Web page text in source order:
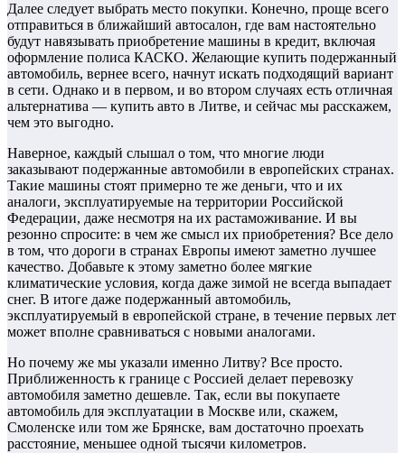
Далее следует выбрать место покупки. Конечно, проще всего
отправиться в ближайший автосалон, где вам настоятельно
будут навязывать приобретение машины в кредит, включая
оформление полиса КАСКО. Желающие купить подержанный
автомобиль, вернее всего, начнут искать подходящий вариант
в сети. Однако и в первом, и во втором случаях есть отличная
альтернатива — купить авто в Литве, и сейчас мы расскажем,
чем это выгодно.
Наверное, каждый слышал о том, что многие люди
заказывают подержанные автомобили в европейских странах.
Такие машины стоят примерно те же деньги, что и их
аналоги, эксплуатируемые на территории Российской
Федерации, даже несмотря на их растаможивание. И вы
резонно спросите: в чем же смысл их приобретения? Все дело
в том, что дороги в странах Европы имеют заметно лучшее
качество. Добавьте к этому заметно более мягкие
климатические условия, когда даже зимой не всегда выпадает
снег. В итоге даже подержанный автомобиль,
эксплуатируемый в европейской стране, в течение первых лет
может вполне сравниваться с новыми аналогами.
Но почему же мы указали именно Литву? Все просто.
Приближенность к границе с Россией делает перевозку
автомобиля заметно дешевле. Так, если вы покупаете
автомобиль для эксплуатации в Москве или, скажем,
Смоленске или том же Брянске, вам достаточно проехать
расстояние, меньшее одной тысячи километров.